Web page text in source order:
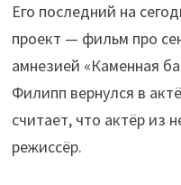
Его последний на
проект — фильм про
амнезией «Каменная
Филипп вернулся в
считает, что актёр из
режиссёр.